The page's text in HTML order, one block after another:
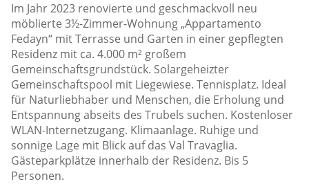
Im Jahr 2023 renovierte und geschmackvoll neu
möblierte 3½-Zimmer-Wohnung „Appartamento
Fedayn“ mit Terrasse und Garten in einer gepflegten
Residenz mit ca. 4.000 m² großem
Gemeinschaftsgrundstück. Solargeheizter
Gemeinschaftspool mit Liegewiese. Tennisplatz. Ideal
für Naturliebhaber und Menschen, die Erholung und
Entspannung abseits des Trubels suchen. Kostenloser
WLAN-Internetzugang. Klimaanlage. Ruhige und
sonnige Lage mit Blick auf das Val Travaglia.
Gästeparkplätze innerhalb der Residenz. Bis 5
Personen.